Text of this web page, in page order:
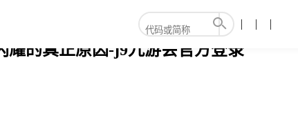
耀的真正原因-j9九游会官方登录